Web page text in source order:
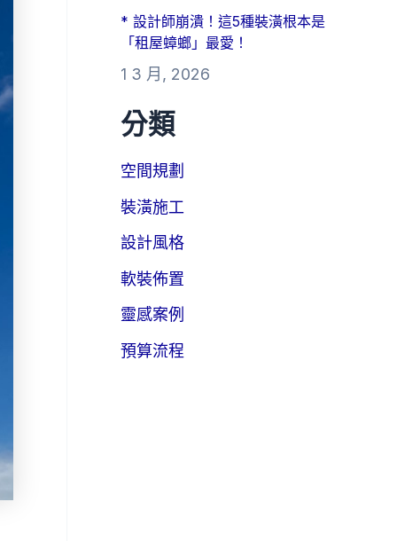
* 設計師崩潰！這5種裝潢根本是
「租屋蟑螂」最愛！
1 3 月, 2026
分類
空間規劃
裝潢施工
設計風格
軟裝佈置
靈感案例
預算流程